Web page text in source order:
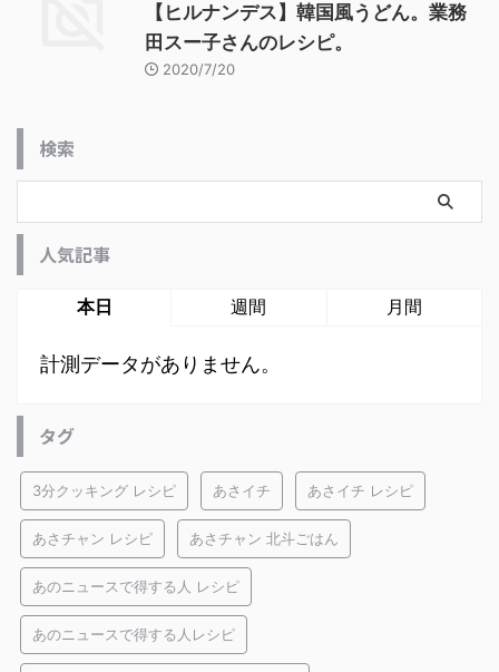
【ヒルナンデス】韓国風うどん。業務
田スー子さんのレシピ。
2020/7/20
検索
人気記事
本日 週間 月間
計測データがありません。
タグ
3分クッキング レシピ あさイチ あさイチ レシピ
あさチャン レシピ あさチャン 北斗ごはん
あのニュースで得する人 レシピ
あのニュースで得する人レシピ